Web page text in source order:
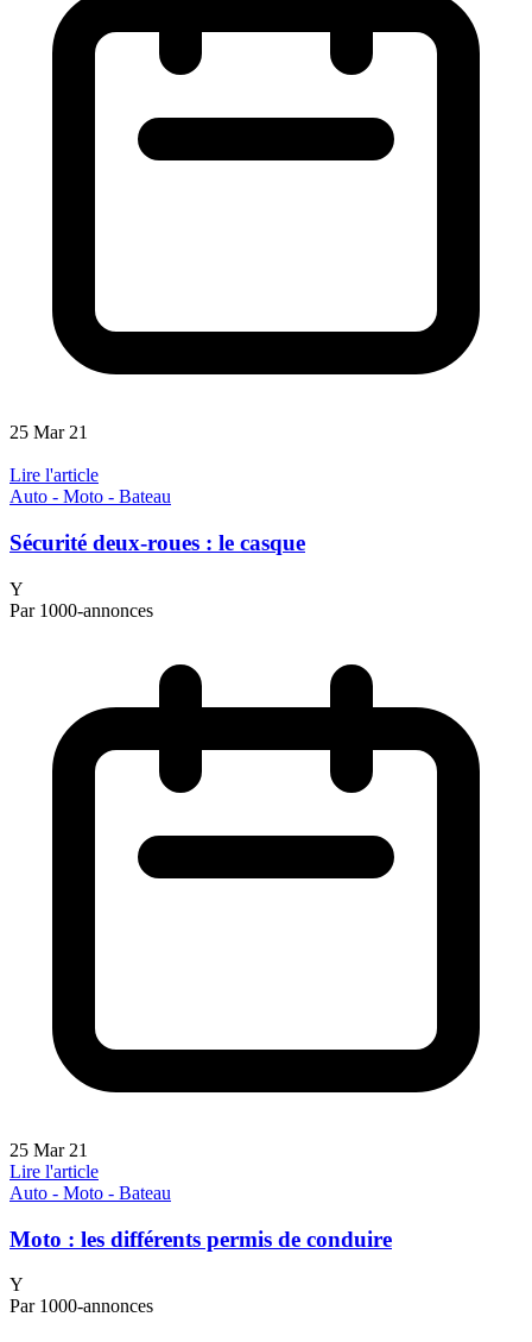
25 Mar 21
Lire l'article
Auto - Moto - Bateau
Sécurité deux-roues : le casque
Y
Par 1000-annonces
25 Mar 21
Lire l'article
Auto - Moto - Bateau
Moto : les différents permis de conduire
Y
Par 1000-annonces